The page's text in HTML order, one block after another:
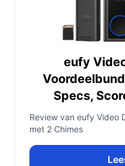
eufy
Specs,
Review van eufy Video
met 2 Chimes